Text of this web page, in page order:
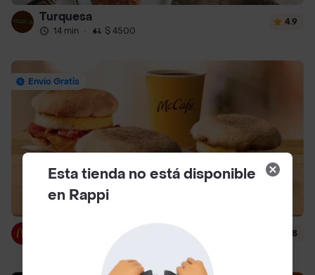
Turquesa
14 min · $ 4500
4.9
Envío Gratis
$ 3000
4.8
Esta tienda no está disponible
en Rappi